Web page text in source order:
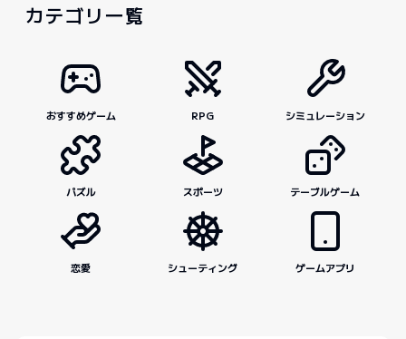
カテゴリ一覧
おすすめゲーム RPG シミュレーション
パズル スポーツ テーブルゲーム
恋愛 シューティング ゲームアプリ